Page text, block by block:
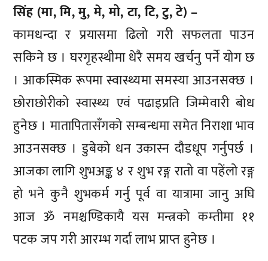
सिंह (मा, मि, मु, मे, मो, टा, टि, टु, टे) –
कामधन्दा र प्रयासमा ढिलो गरी सफलता पाउन
सकिने छ । घरगृहस्थीमा धेरै समय खर्चनु पर्ने योग छ
। आकस्मिक रूपमा स्वास्थ्यमा समस्या आउनसक्छ ।
छोराछोरीको स्वास्थ्य एवं पढाइप्रति जिम्मेवारी बोध
हुनेछ । मातापितासँगको सम्बन्धमा समेत निराशा भाव
आउनसक्छ । डुबेको धन उकास्न दौडधूप गर्नुपर्छ ।
आजका लागि शुभअङ्क ४ र शुभ रङ्ग रातो वा पहेंलो रङ्ग
हो भने कुनै शुभकर्म गर्नु पूर्व वा यात्रामा जानु अघि
आज ॐ नमश्चण्डिकायै यस मन्त्रको कम्तीमा ११
पटक जप गरी आरम्भ गर्दा लाभ प्राप्त हुनेछ ।